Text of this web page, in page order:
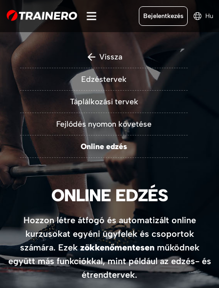
Bejelentkezés Hu
Vissza
Edzéstervek
Táplálkozási tervek
Fejlődés nyomon követése
Online edzés
ONLINE EDZÉS
Hozzon létre átfogó és automatizált online
kurzusokat egyéni ügyfelek és csoportok
számára. Ezekzökkenőmentesenműködnek
együtt más funkciókkal, mint például az edzés- és
étrendtervek.